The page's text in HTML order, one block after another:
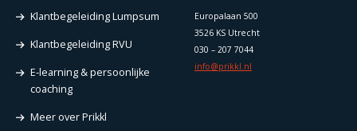
Klantbegeleiding Lumpsum
Klantbegeleiding RVU
E-learning & persoonlijke
coaching
Meer over Prikkl
Europalaan 500
3526 KS Utrecht
030 – 207 7044
info@prikkl.nl